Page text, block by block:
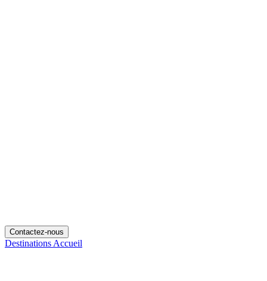
Contactez-nous
Destinations Accueil